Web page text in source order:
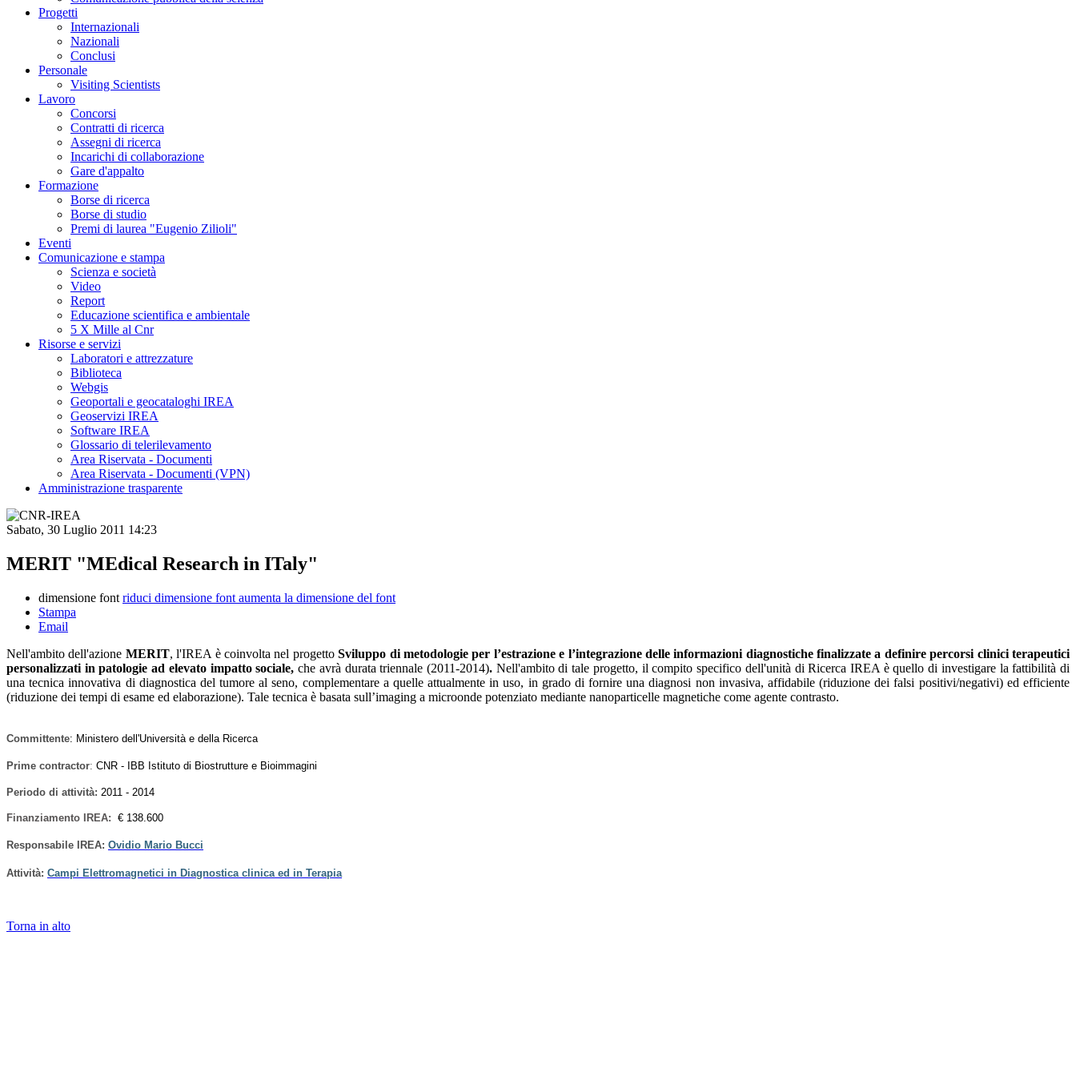
Progetti
Internazionali
Nazionali
Conclusi
Personale
Visiting Scientists
Lavoro
Concorsi
Contratti di ricerca
Assegni di ricerca
Incarichi di collaborazione
Gare d'appalto
Formazione
Borse di ricerca
Borse di studio
Premi di laurea "Eugenio Zilioli"
Eventi
Comunicazione e stampa
Scienza e società
Video
Report
Educazione scientifica e ambientale
5 X Mille al Cnr
Risorse e servizi
Laboratori e attrezzature
Biblioteca
Webgis
Geoportali e geocataloghi IREA
Geoservizi IREA
Software IREA
Glossario di telerilevamento
Area Riservata - Documenti
Area Riservata - Documenti (VPN)
Amministrazione trasparente
Sabato, 30 Luglio 2011 14:23
MERIT "MEdical Research in ITaly"
dimensione font riduci dimensione font aumenta la dimensione del font
Stampa
Email
Nell'ambito dell'azione MERIT, l'IREA è coinvolta nel progettoSviluppo di metodologie per l’estrazione e l’integrazione delle informazioni diagnostiche finalizzate a definire percorsi clinici terapeutici
personalizzati in patologie ad elevato impatto sociale, che avrà durata triennale (2011-2014). Nell'ambito di tale progetto, il compito specifico dell'unità di Ricerca IREA è quello di investigare la fattibilità di
una tecnica innovativa di diagnostica del tumore al seno, complementare a quelle attualmente in uso, in grado di fornire una diagnosi non invasiva, affidabile (riduzione dei falsi positivi/negativi) ed efficiente
(riduzione dei tempi di esame ed elaborazione). Tale tecnica è basata sull’imaging a microonde potenziato mediante nanoparticelle magnetiche come agente contrasto.
Committente: Ministero dell'Università e della Ricerca
Prime contractor: CNR - IBB Istituto di Biostrutture e Bioimmagini
Periodo di attività: 2011 - 2014
Finanziamento IREA: € 138.600
Responsabile IREA: Ovidio Mario Bucci
Attività: Campi Elettromagnetici in Diagnostica clinica ed in Terapia
Torna in alto